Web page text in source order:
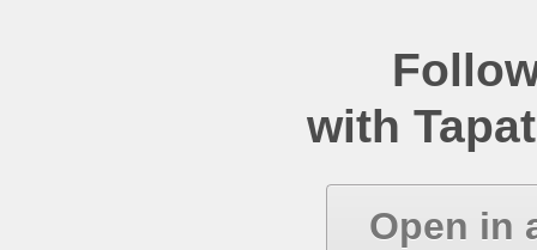
with
Open in